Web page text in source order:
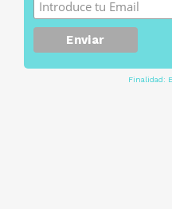
Finalidad: